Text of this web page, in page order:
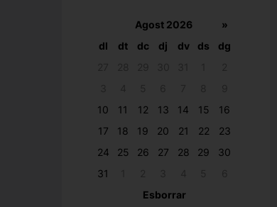
Agost 2026
»
dl
dt dc dj dv ds
dg
10
11 12 13 14 15
16
17
18 19 20 21 22
23
24
25 26 27 28 29
30
31
Esborrar